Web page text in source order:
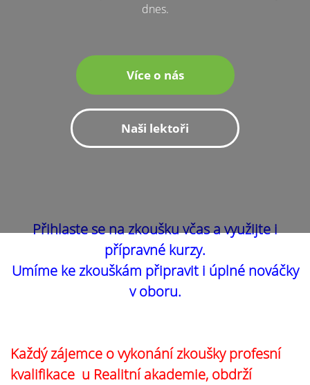
dnes.
Více o nás
Naši lektoři
Přihlaste se na zkoušku včas a využijte i
přípravné kurzy.
Umíme ke zkouškám připravit i úplné nováčky
v oboru.
Každý zájemce o vykonání zkoušky profesní
kvalifikace u Realitní akademie, obdrží